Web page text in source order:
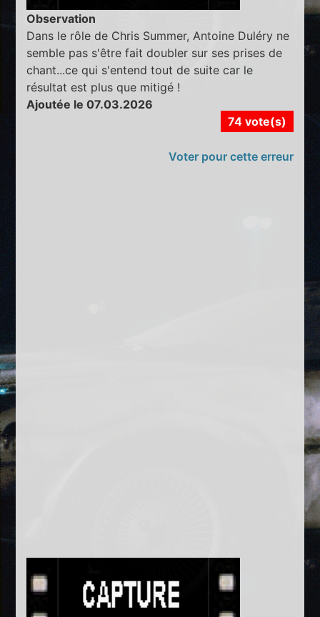
Observation
Dans le rôle de Chris Summer, Antoine Duléry ne
semble pas s'être fait doubler sur ses prises de
chant...ce qui s'entend tout de suite car le
résultat est plus que mitigé !
Ajoutée le 07.03.2026
74 vote(s)
Voter pour cette erreur